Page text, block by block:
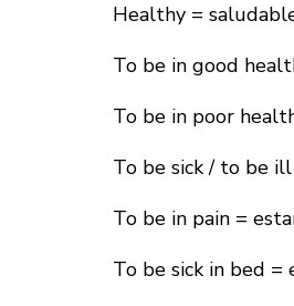
Healthy =
To be in good
To be in poor
To be sick / to be
To be in pain =
To be sick in bed =